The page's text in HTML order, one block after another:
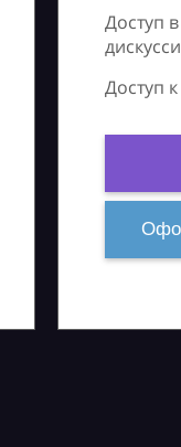
Доступ
Доступ